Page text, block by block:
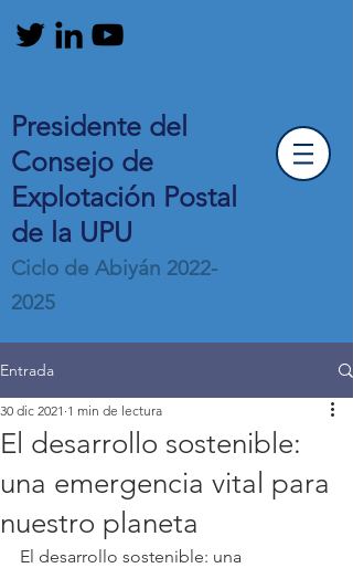
Presidente del
Consejo de
Explotación Postal
de la UPU
Ciclo de Abiyán 2022-
2025
Entrada
El desarrollo sostenible:
una emergencia vital para
nuestro planeta
30 dic 2021 1 min de lectura
El desarrollo sostenible: una